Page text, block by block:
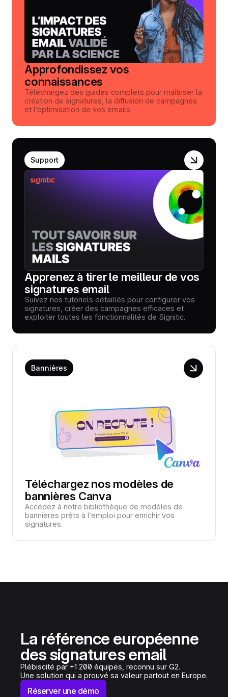
Approfondissez vos
connaissances
Téléchargez des guides complets pour maîtriser la
création de signatures, la diffusion de campagnes
et l’optimisation de vos emails.
Support
Apprenez à tirer le meilleur de vos
signatures email
Suivez nos tutoriels détaillés pour configurer vos
signatures, créer des campagnes efficaces et
exploiter toutes les fonctionnalités de Signitic.
Bannières
Téléchargez nos modèles de
bannières Canva
Accédez à notre bibliothèque de modèles de
bannières prêts à l’emploi pour enrichir vos
signatures.
La référence européenne
des signatures email
Plébiscité par +1 200 équipes, reconnu sur G2.
Une solution qui a prouvé sa valeur partout en Europe.
Réserver une démo